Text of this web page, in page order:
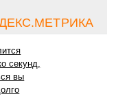
секунд,
вы